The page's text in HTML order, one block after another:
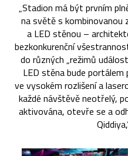
„Stadion má být prvním
na světě s
a LED stěnou –
bezkonkurenční
do různých „režimů
LED stěna bude
ve vysokém rozlišení a
každé návštěvě neotřelý,
aktivována, otevře se a